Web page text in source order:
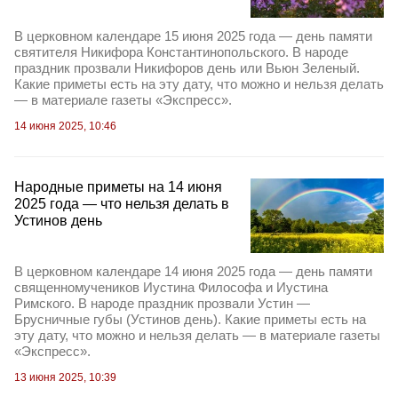
В церковном календаре 15 июня 2025 года — день памяти
святителя Никифора Константинопольского. В народе
праздник прозвали Никифоров день или Вьюн Зеленый.
Какие приметы есть на эту дату, что можно и нельзя делать
— в материале газеты «Экспресс».
14 июня 2025, 10:46
Народные приметы на 14 июня
2025 года — что нельзя делать в
Устинов день
В церковном календаре 14 июня 2025 года — день памяти
священномучеников Иустина Философа и Иустина
Римского. В народе праздник прозвали Устин —
Брусничные губы (Устинов день). Какие приметы есть на
эту дату, что можно и нельзя делать — в материале газеты
«Экспресс».
13 июня 2025, 10:39